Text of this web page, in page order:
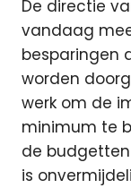
De directie
vandaag
besparingen
worden
werk om de
minimum te
de
is